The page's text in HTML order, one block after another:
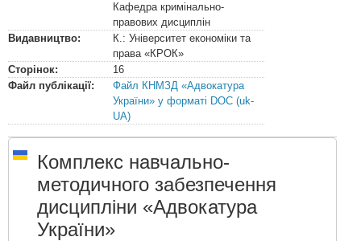
Кафедра кримінально-
правових дисциплін
Видавництво:
К.: Університет економіки та
права «КРОК»
Сторінок:
16
Файл публікації:
Файл КНМЗД «Адвокатура
України» у форматі DOC (uk-
UA)
Комплекс навчально-
методичного забезпечення
дисципліни «Адвокатура
України»